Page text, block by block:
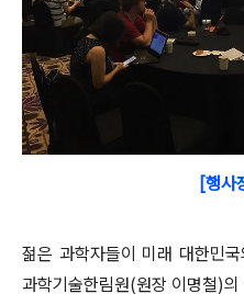
[행사
젊은 과학자들이 미래 대한민
과학기술한림원(원장 이명철)